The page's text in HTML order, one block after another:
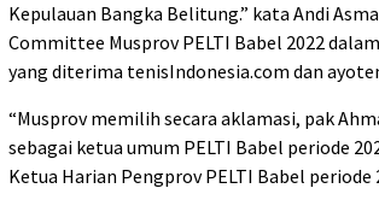
Kepulauan Bangka Belitung.” kata Andi
Committee Musprov PELTI Babel 2022
yang diterima tenisIndonesia.com dan
“Musprov memilih secara aklamasi, pak
sebagai ketua umum PELTI Babel periode
Ketua Harian Pengprov PELTI Babel periode